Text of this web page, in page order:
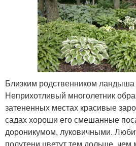
Близким родственником ландыша
Неприхотливый многолетник
затененных местах красивые
садах хороши его смешанные
дороникумом, луковичными.
полутени цветут тем дольше,